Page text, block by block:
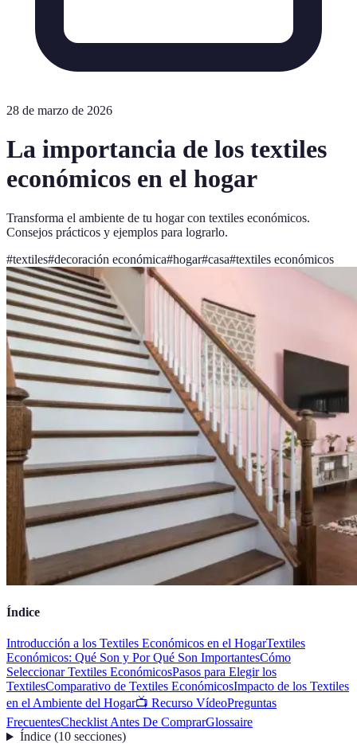
28 de marzo de 2026
La importancia de los textiles
económicos en el hogar
Transforma el ambiente de tu hogar con textiles económicos.
Consejos prácticos y ejemplos para lograrlo.
#textiles#decoración económica#hogar#casa#textiles económicos
Índice
Introducción a los Textiles Económicos en el HogarTextiles
Económicos: Qué Son y Por Qué Son ImportantesCómo
Seleccionar Textiles EconómicosPasos para Elegir los
TextilesComparativo de Textiles EconómicosImpacto de los Textiles
en el Ambiente del Hogar📺 Recurso VídeoPreguntas
FrecuentesChecklist Antes De ComprarGlossaire
Índice(10 secciones)